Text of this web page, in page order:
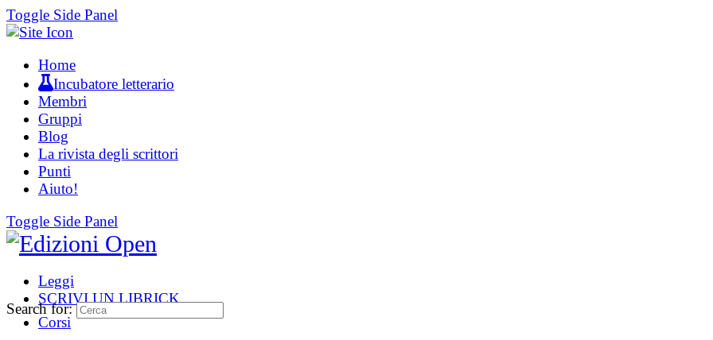
Toggle Side Panel
Home
Incubatore letterario
Membri
Gruppi
Blog
La rivista degli scrittori
Punti
Aiuto!
Toggle Side Panel
Leggi
SCRIVI UN LIBRICK
Corsi
Search for: